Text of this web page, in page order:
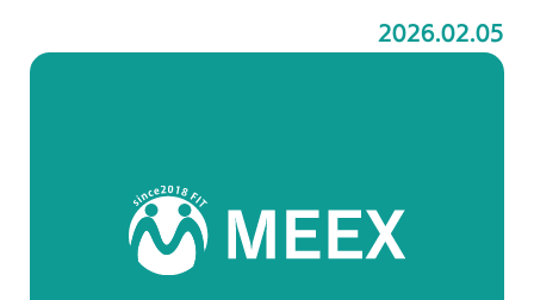
2026.02.05